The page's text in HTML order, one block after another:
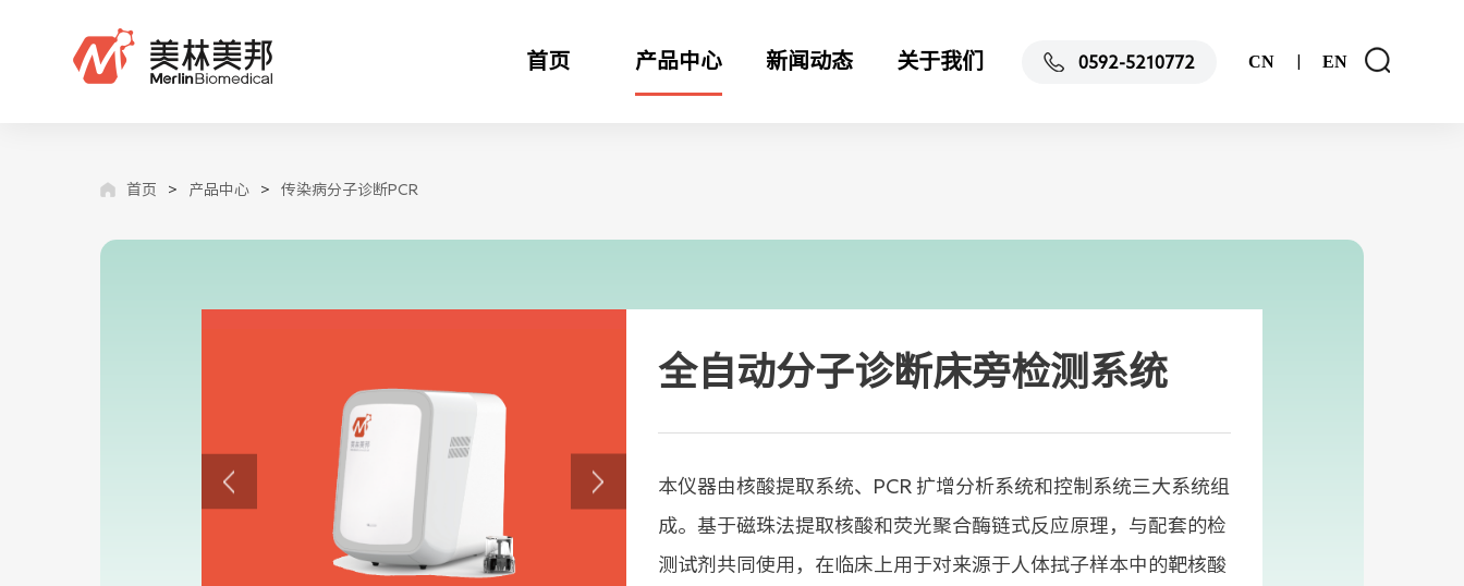
首页 产品中心 新闻动态 关于我们 0592-5210772 CN EN
首页 > 产品中心 > 传染病分子诊断PCR
全自动分子诊断床旁检测系统
本仪器由核酸提取系统、PCR 扩增分析系统和控制系统三大系统组
成。基于磁珠法提取核酸和荧光聚合酶链式反应原理，与配套的检
测试剂共同使用，在临床上用于对来源于人体拭子样本中的靶核酸